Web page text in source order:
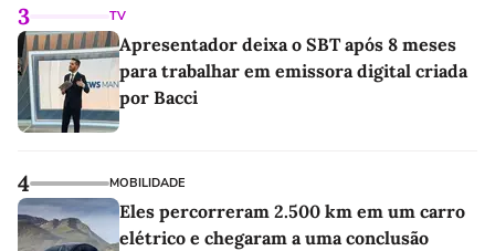
3 TV
Apresentador deixa o SBT após 8 meses
para trabalhar em emissora digital criada
por Bacci
4 MOBILIDADE
Eles percorreram 2.500 km em um carro
elétrico e chegaram a uma conclusão